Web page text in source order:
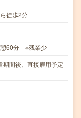
徒歩2分
憩60分 ※残業少
間後、直接雇用予定